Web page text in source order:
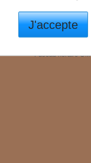
© 2026 MH Sub I, LLC
Fuseau horaire
J'accepte